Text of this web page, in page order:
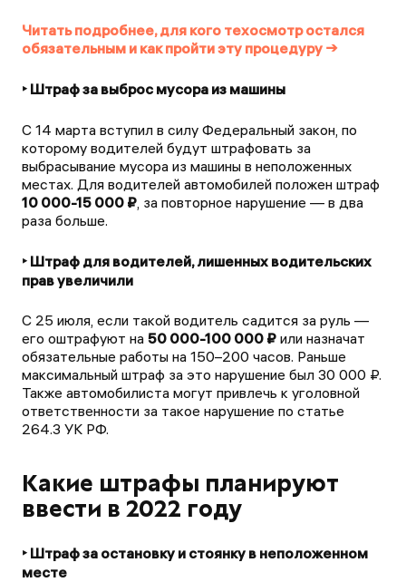
Читать подробнее, для кого техосмотр остался
обязательным и как пройти эту процедуру →
‣ Штраф за выброс мусора из машины
С 14 марта вступил в силу Федеральный закон, по
которому водителей будут штрафовать за
выбрасывание мусора из машины в неположенных
местах. Для водителей автомобилей положен штраф
10 000-15 000 ₽, за повторное нарушение — в два
раза больше.
‣ Штраф для водителей, лишенных водительских
прав увеличили
С 25 июля, если такой водитель садится за руль —
его оштрафуют на 50 000-100 000 ₽ или назначат
обязательные работы на 150–200 часов. Раньше
максимальный штраф за это нарушение был 30 000 ₽.
Также автомобилиста могут привлечь к уголовной
ответственности за такое нарушение по статье
264.3 УК РФ.
Какие штрафы планируют
ввести в 2022 году
‣ Штраф за остановку и стоянку в неположенном
месте